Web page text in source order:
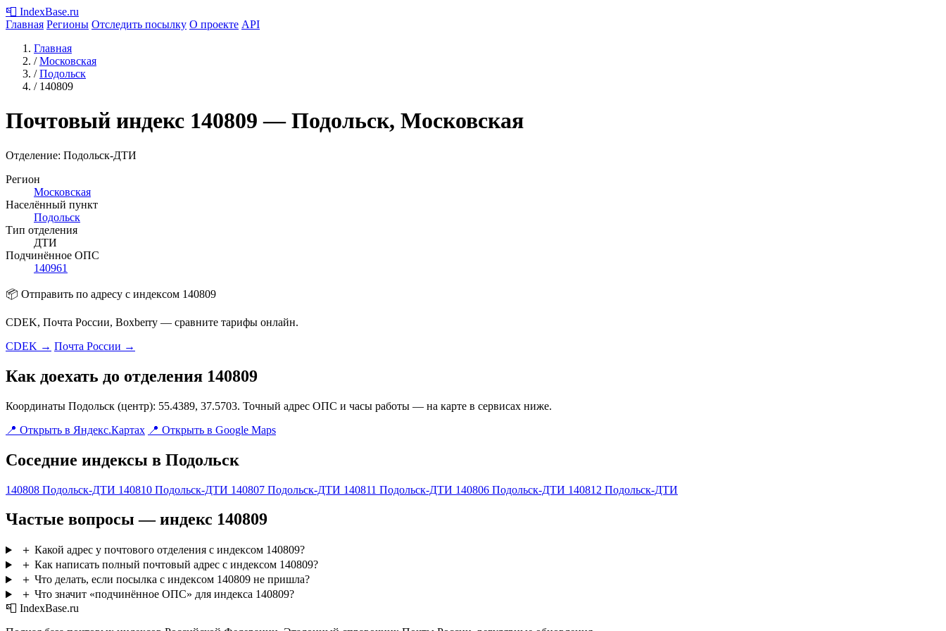
📮 IndexBase.ru
Главная Регионы Отследить посылку О проекте API
Главная
/ Московская
/ Подольск
/ 140809
Почтовый индекс 140809 — Подольск, Московская
Отделение: Подольск-ДТИ
Регион
Московская
Населённый пункт
Подольск
Тип отделения
ДТИ
Подчинённое ОПС
140961
📦 Отправить по адресу с индексом 140809
CDEK, Почта России, Boxberry — сравните тарифы онлайн.
CDEK → Почта России →
Как доехать до отделения 140809
Координаты Подольск (центр): 55.4389, 37.5703. Точный адрес ОПС и часы работы — на карте в сервисах ниже.
📍 Открыть в Яндекс.Картах 📍 Открыть в Google Maps
Соседние индексы в Подольск
140808 Подольск-ДТИ 140810 Подольск-ДТИ 140807 Подольск-ДТИ 140811 Подольск-ДТИ 140806 Подольск-ДТИ 140812 Подольск-ДТИ
Частые вопросы — индекс 140809
＋ Какой адрес у почтового отделения с индексом 140809?
＋ Как написать полный почтовый адрес с индексом 140809?
＋ Что делать, если посылка с индексом 140809 не пришла?
＋ Что значит «подчинённое ОПС» для индекса 140809?
📮 IndexBase.ru